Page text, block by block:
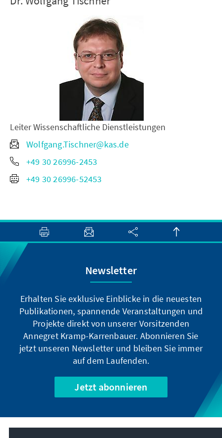
Leiter Wissenschaftliche Dienstleistungen
Wolfgang.Tischner@kas.de
+49 30 26996-2453
+49 30 26996-52453
Newsletter
Erhalten Sie exklusive Einblicke in die neuesten
Publikationen, spannende Veranstaltungen und
Projekte direkt von unserer Vorsitzenden
Annegret Kramp-Karrenbauer. Abonnieren Sie
jetzt unseren Newsletter und bleiben Sie immer
auf dem Laufenden.
Jetzt abonnieren